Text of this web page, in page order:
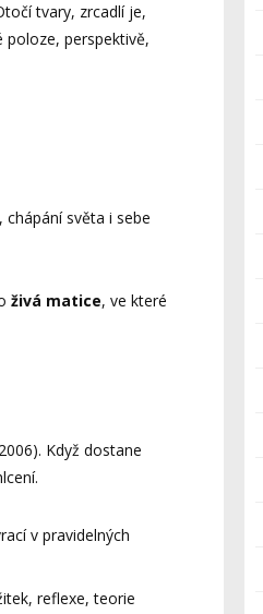
tvary, zrcadlí je,
poloze, perspektivě,
světa i sebe
živá matice, ve které
Když dostane
v pravidelných
reflexe, teorie